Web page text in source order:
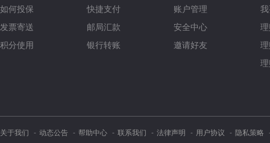
如何投保
发票寄送
积分使用
快捷支付
邮局汇款
银行转账
账户管理
安全中心
邀请好友
关于我们 动态公告 帮助中心 联系我们 法律声明 用户协议 隐私策略